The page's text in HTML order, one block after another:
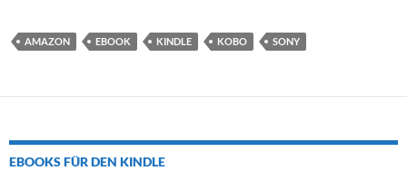
AMAZON EBOOK KINDLE KOBO SONY
EBOOKS FÜR DEN KINDLE